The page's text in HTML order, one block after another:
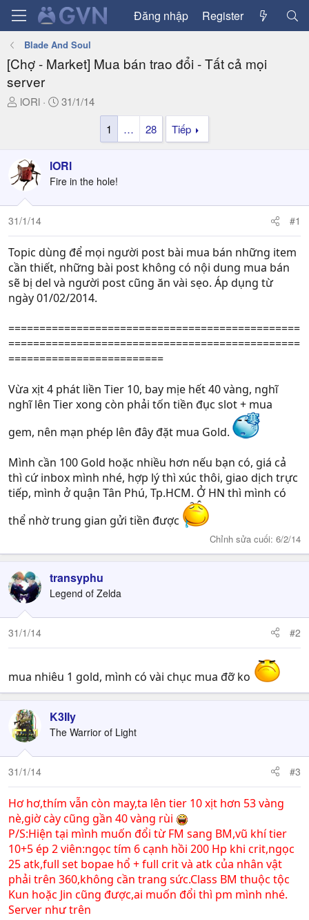
Đăng nhập Register
Blade And Soul
[Chợ - Market] Mua bán trao đổi - Tất cả mọi
server
T
a
d
s
t
a
e
r
lORl
N
g
ử
i
31/1/14
1
… 28 Tiếp
lORl
Fire in the hole!
31/1/14 #1
Topic dùng để mọi người post bài mua bán những item
cần thiết, những bài post không có nội dung mua bán
sẽ bị del và người post cũng ăn vài sẹo. Áp dụng từ
ngày 01/02/2014.
===============================================
===============================================
=========================
Vừa xịt 4 phát liền Tier 10, bay mịe hết 40 vàng, nghĩ
nghĩ lên Tier xong còn phải tốn tiền đục slot + mua
gem, nên mạn phép lên đây đặt mua Gold.
Mình cần 100 Gold hoặc nhiều hơn nếu bạn có, giá cả
thì cứ inbox mình nhé, hợp lý thì xúc thôi, giao dịch trực
tiếp, mình ở quận Tân Phú, Tp.HCM. Ở HN thì mình có
thể nhờ trung gian gửi tiền được
Chỉnh sửa cuối: 6/2/14
transyphu
Legend of Zelda
31/1/14 #2
mua nhiêu 1 gold, mình có vài chục mua đỡ ko
K3IIy
The Warrior of Light
31/1/14 #3
Hơ hơ,thím vẫn còn may,ta lên tier 10 xịt hơn 53 vàng
nè,giờ cày cũng gần 40 vàng rùi
P/S:Hiện tại mình muốn đổi từ FM sang BM,vũ khí tier
10+5 ép 2 viên:ngọc tím 6 cạnh hồi 200 Hp khi crit,ngọc
25 atk,full set bopae hổ + full crit và atk của nhân vật
phải trên 360,không cần trang sức.Class BM thuộc tộc
Kun hoặc Jin cũng được,ai muốn đổi thì pm mình nhé.
Server như trên